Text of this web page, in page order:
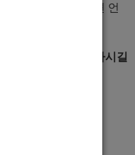
, 아니다 싶으시면 언
진들과 함께 성장하시길